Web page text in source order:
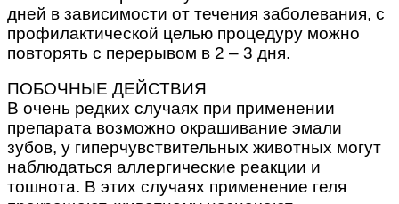
дней в зависимости от течения заболевания, с
профилактической целью процедуру можно
повторять с перерывом в 2 – 3 дня.
ПОБОЧНЫЕ ДЕЙСТВИЯ
В очень редких случаях при применении
препарата возможно окрашивание эмали
зубов, у гиперчувствительных животных могут
наблюдаться аллергические реакции и
тошнота. В этих случаях применение геля